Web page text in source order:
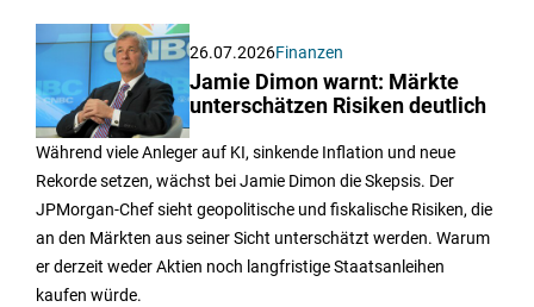
26.07.2026Finanzen
Jamie Dimon warnt: Märkte
unterschätzen Risiken deutlich
Während viele Anleger auf KI, sinkende Inflation und neue
Rekorde setzen, wächst bei Jamie Dimon die Skepsis. Der
JPMorgan-Chef sieht geopolitische und fiskalische Risiken, die
an den Märkten aus seiner Sicht unterschätzt werden. Warum
er derzeit weder Aktien noch langfristige Staatsanleihen
kaufen würde.